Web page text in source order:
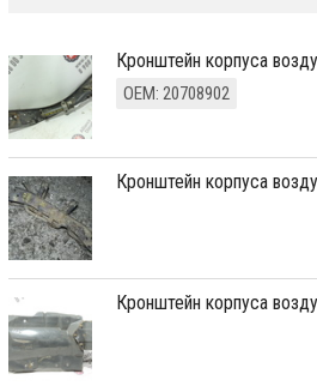
кронштейн корпуса
ОЕМ: 20708902
кронштейн корпуса
кронштейн корпуса